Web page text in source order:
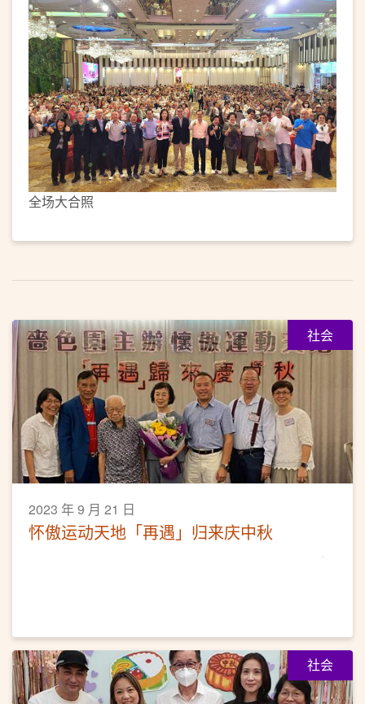
全场大合照
社会
2023 年 9 月 21 日
怀傲运动天地「再遇」归来庆中秋
社会